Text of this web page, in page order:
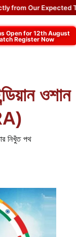
Our Expected
Open for 12th August
Register Now
ওশান
নিখুঁত পথ